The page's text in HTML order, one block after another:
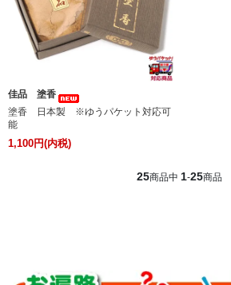
佳品 塗香
塗香 日本製 ※ゆうパケット対応可
能
1,100円(内税)
25商品中 1-25商品